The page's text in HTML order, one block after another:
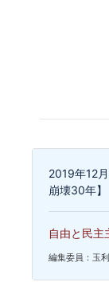
2019年12
崩壊30年】
自由と民主
編集委員：玉